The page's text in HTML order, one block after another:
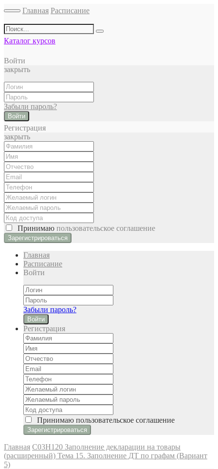
Главная Расписание
Каталог курсов
Войти
закрыть
Забыли пароль?
Войти
Регистрация
закрыть
Принимаю пользовательское соглашение
Главная
Расписание
Войти
Забыли пароль?
Войти
Регистрация
Принимаю пользовательское соглашение
Главная C03H120 Заполнение декларации на товары
(расширенный) Тема 15. Заполнение ДТ по графам (Вариант
5)